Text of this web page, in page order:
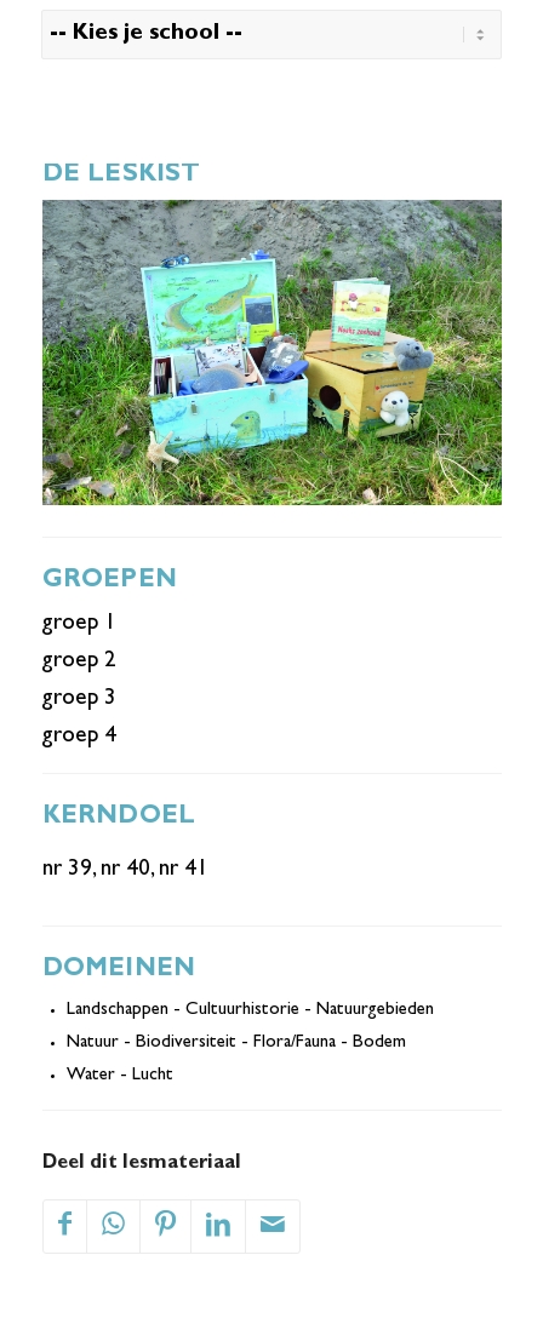
DE LESKIST
GROEPEN
groep 1
groep 2
groep 3
groep 4
KERNDOEL
nr 39, nr 40, nr 41
DOMEINEN
Landschappen - Cultuurhistorie - Natuurgebieden
Natuur - Biodiversiteit - Flora/Fauna - Bodem
Water - Lucht
Deel dit lesmateriaal